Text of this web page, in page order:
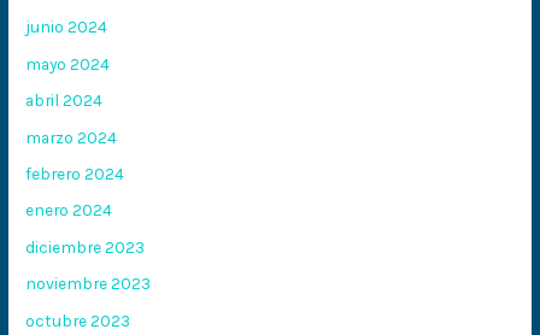
junio 2024
mayo 2024
abril 2024
marzo 2024
febrero 2024
enero 2024
diciembre 2023
noviembre 2023
octubre 2023